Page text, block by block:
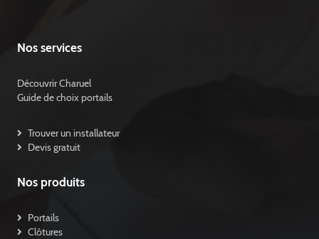
Nos services
Découvrir Charuel
Guide de choix portails
Trouver un installateur
Devis gratuit
Nos produits
Portails
Clôtures